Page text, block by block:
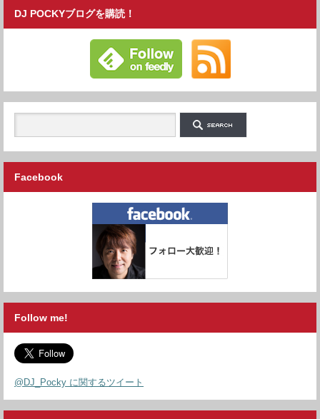
DJ POCKYブログを購読！
Facebook
Follow me!
@DJ_Pocky に関するツイート